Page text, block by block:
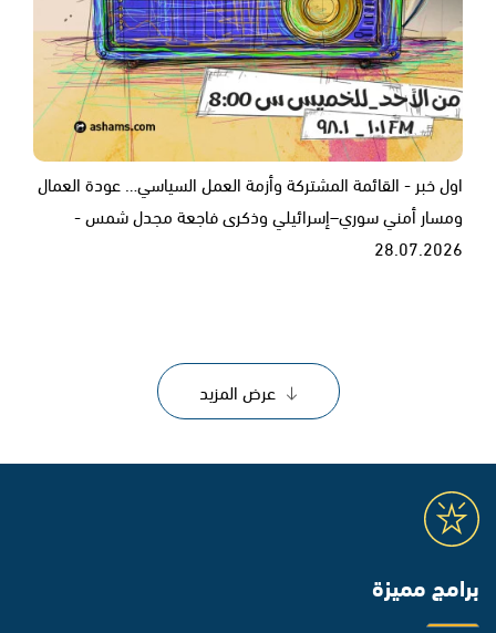
اول خبر - القائمة المشتركة وأزمة العمل السياسي… عودة العمال
ومسار أمني سوري–إسرائيلي وذكرى فاجعة مجدل شمس -
28.07.2026
عرض المزيد
برامج مميزة